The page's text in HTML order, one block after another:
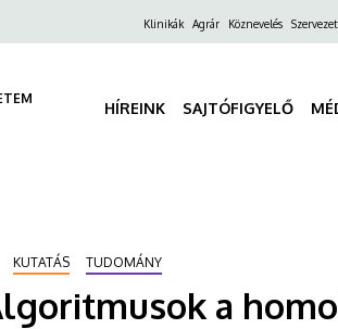
FelsőKlinikák Agrár Köznevelés
HÍREINK SAJTÓFIGYELŐ
KUTATÁS TUDOMÁNY
a